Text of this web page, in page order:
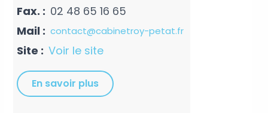
Fax. : 02 48 65 16 65
Mail : contact@cabinetroy-petat.fr
Site : Voir le site
En savoir plus